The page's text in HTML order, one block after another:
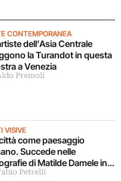
CONTEMPORANEA
dell’Asia Centrale
la Turandot in questa
a Venezia
Premoli
VISIVE
come paesaggio
Succede nelle
di Matilde Damele in
a Roma
Petrelli